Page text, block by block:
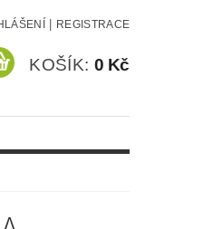
REGISTRACE
KOŠÍK: 0 Kč